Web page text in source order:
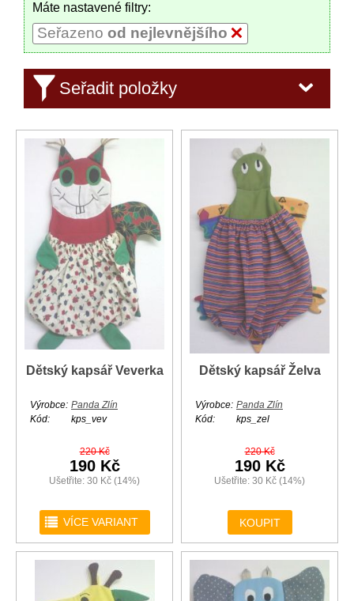
Máte nastavené filtry:
Seřazeno od nejlevnějšího
Seřadit položky
Dětský kapsář Veverka
Výrobce: Panda Zlín
Kód:
kps_vev
220 Kč
190 Kč
Ušetřite: 30 Kč (14%)
r VÍCE VARIANT
Dětský kapsář Želva
Výrobce: Panda Zlín
Kód:
kps_zel
220 Kč
190 Kč
Ušetřite: 30 Kč (14%)
KOUPIT